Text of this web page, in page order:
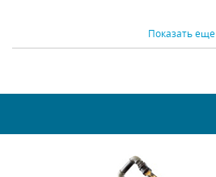
Показать еще